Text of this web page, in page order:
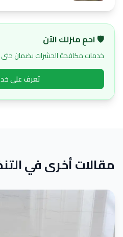
🛡️ احمِ منزلك الآن
خدمات مكافحة الحشرات بضمان حتى 10 سنوات
تعرف على
مقالات أخرى في